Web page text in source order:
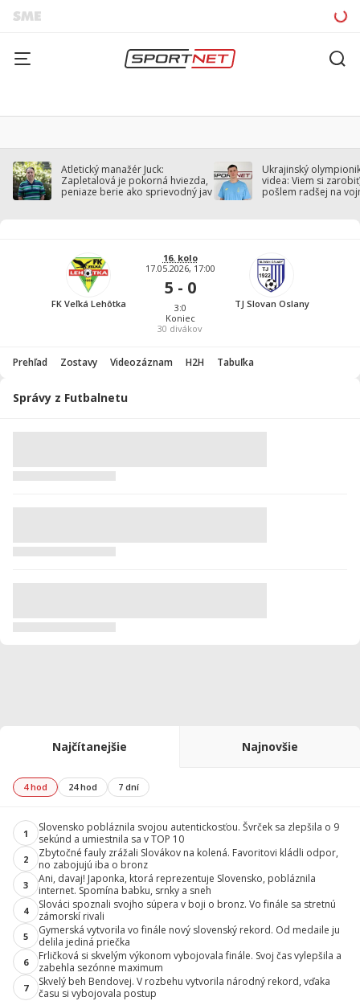
Atletický manažér Juck:
Zapletalová je pokorná hviezda,
peniaze berie ako sprievodný jav
Ukrajinský
videa: Viem si
pošlem radšej na
FK Veľká Lehôtka
16. kolo
17.05.2026, 17:00
5 - 0
3:0
Koniec
30 divákov
TJ Slovan Oslany
Prehľad Zostavy Videozáznam H2H Tabuľka
Správy z Futbalnetu
Najčítanejšie Najnovšie
4 hod 24 hod 7 dní
1
Slovensko pobláznila svojou autentickosťou. Švrček sa zlepšila o 9
sekúnd a umiestnila sa v TOP 10
2
Zbytočné fauly zrážali Slovákov na kolená. Favoritovi kládli odpor,
no zabojujú iba o bronz
3
Ani, davaj! Japonka, ktorá reprezentuje Slovensko, pobláznila
internet. Spomína babku, srnky a sneh
4
Slováci spoznali svojho súpera v boji o bronz. Vo finále sa stretnú
zámorskí rivali
5
Gymerská vytvorila vo finále nový slovenský rekord. Od medaile ju
delila jediná priečka
6
Frličková si skvelým výkonom vybojovala finále. Svoj čas vylepšila a
zabehla sezónne maximum
7
Skvelý beh Bendovej. V rozbehu vytvorila národný rekord, vďaka
času si vybojovala postup